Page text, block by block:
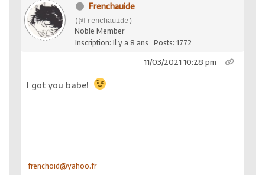
Frenchauide
(@frenchauide)
Noble Member
Inscription: Il y a 8 ans
Posts: 1772
11/03/2021 10:28 pm
I got you babe!
frenchoid@yahoo.fr